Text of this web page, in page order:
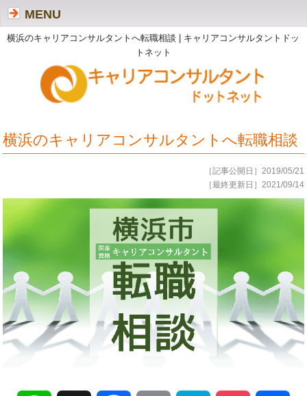
横浜のキャリアコンサルタントへ転職相談 | キャリアコンサルタントドッ
トネット
MENU
横浜のキャリアコンサルタントへ転職相談
［記事公開日］2019/05/21
［最終更新日］2021/09/14